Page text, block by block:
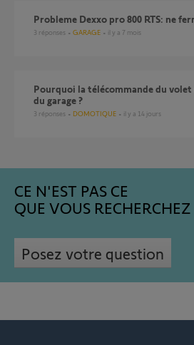
probleme Dexxo pro 800 RTS: ne
3 réponses GARAGE il y a 7 mois
pourquoi la télécommande du volet roulant ouvre la porte
du garage ?
3 réponses DOMOTIQUE il y a 14 jours
CE N'EST PAS CE
QUE VOUS RECHERCHEZ
Posez votre question